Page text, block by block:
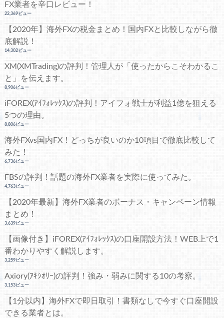
FX業者を辛口レビュー！
22,369ビュー
【2020年】海外FXの税金まとめ！国内FXと比較しながら徹
底解説！
14,302ビュー
XM(XMTrading)の評判！管理人が「使ったからこそわかるこ
と」を伝えます。
8,906ビュー
iFOREX(ｱｲﾌｫﾚｯｸｽ)の評判！アイフォ戦士が利益1億を狙える
5つの理由。
8,806ビュー
海外FXvs国内FX！どっちが良いのか10項目で徹底比較して
みた！
6,736ビュー
FBSの評判！話題の海外FX業者を実際に使ってみた。
4,763ビュー
【2020年最新】海外FX業者のボーナス・キャンペーン情報
まとめ！
3,639ビュー
【画像付き】iFOREX(ｱｲﾌｫﾚｯｸｽ)の口座開設方法！WEB上で1
番わかりやすく解説します。
3,259ビュー
Axiory(ｱｷｼｵﾘｰ)の評判！強み・弱みに関する10の考察。
3,153ビュー
【1分以内】海外FXで即日取引！書類なしで今すぐ口座開設
できる業者とは。